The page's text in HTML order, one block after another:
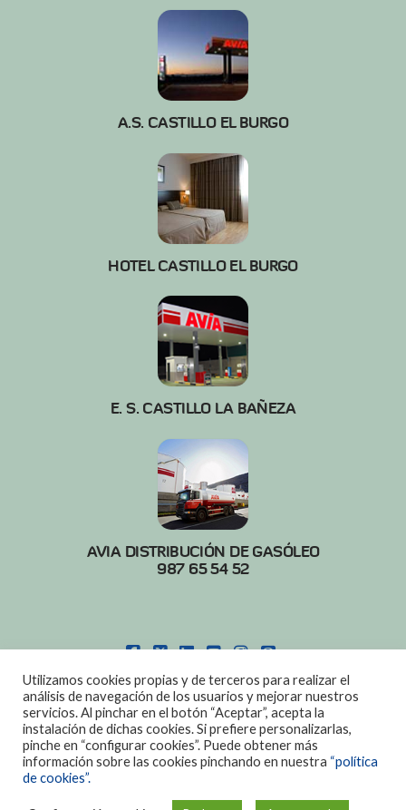
A.S. CASTILLO EL BURGO
HOTEL CASTILLO EL BURGO
E. S. CASTILLO LA BAÑEZA
AVIA DISTRIBUCIÓN DE GASÓLEO
987 65 54 52
POLITICA DE COOKIES|AVISO LEGAL
DISEÑO: DIAN SISTEMAS
Utilizamos cookies propias y de terceros para realizar el
análisis de navegación de los usuarios y mejorar nuestros
servicios. Al pinchar en el botón “Aceptar”, acepta la
instalación de dichas cookies. Si prefiere personalizarlas,
pinche en “configurar cookies”. Puede obtener más
información sobre las cookies pinchando en nuestra “política
de cookies”.